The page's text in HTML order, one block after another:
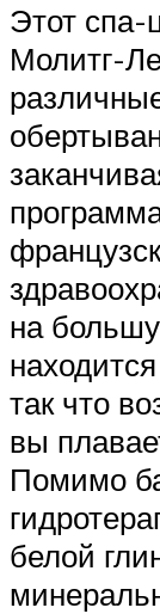
Этот спа-
Молитг-
на
так что
вы
Помимо
белой